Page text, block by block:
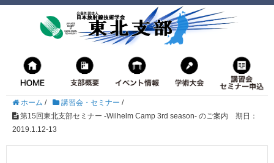
ホーム / 講習会・セミナー /
第15回東北支部セミナー -Wilhelm Camp 3rd season- のご案内 期日：
2019.1.12-13